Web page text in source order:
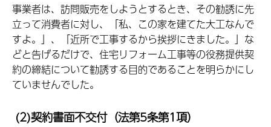
事業者は、訪問販売をしようとするとき、その勧誘に先
立って消費者に対し、「私、この家を建てた大工なんで
すよ。」、「近所で工事するから挨拶にきました。」な
どと告げるだけで、住宅リフォーム工事等の役務提供契
約の締結について勧誘する目的であることを明らかにし
ていませんでした。
(2)契約書面不交付（法第5条第1項）